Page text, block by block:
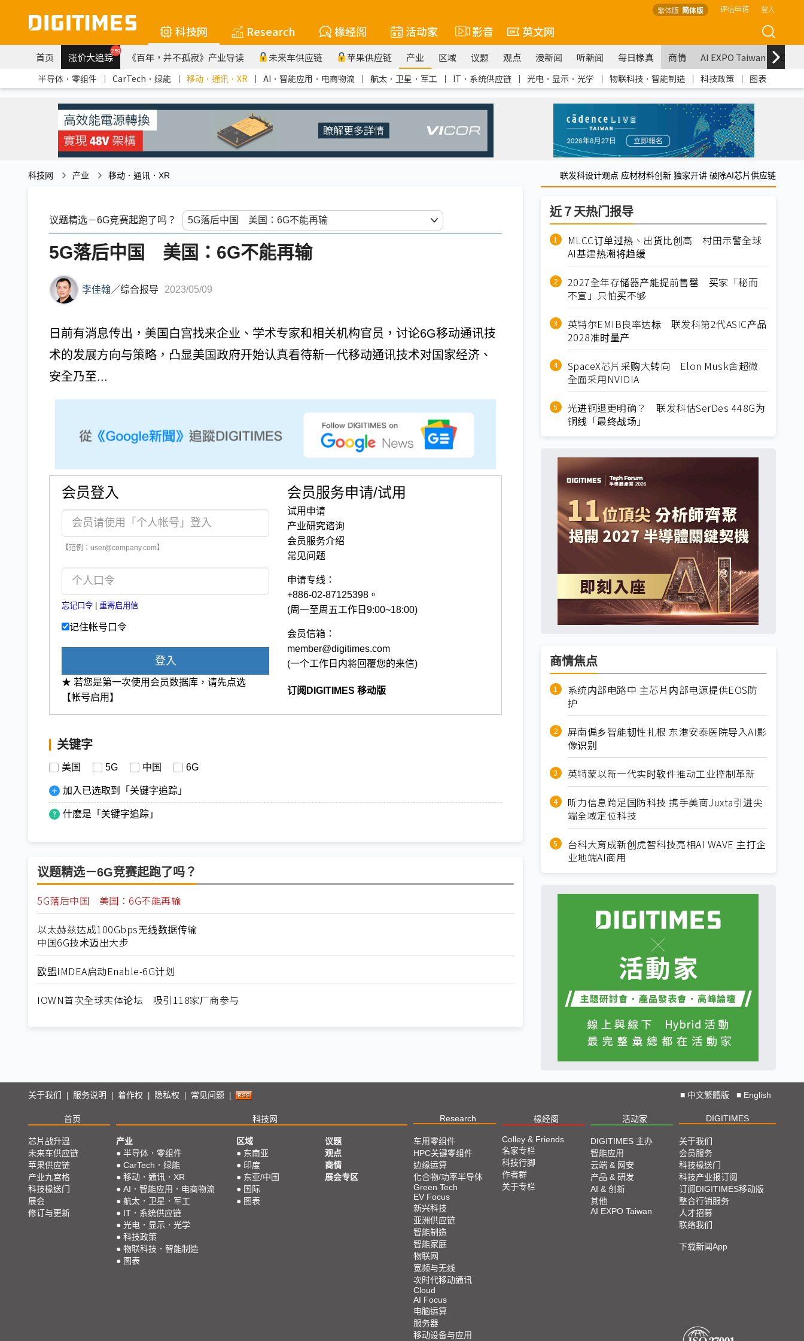
繁体版 简体版 评估申请 登入
科技网 Research 椽经阁 活动家 影音 英文网
首页 涨价大追踪259 《百年，并不孤寂》产业导读 未来车供应链 苹果供应链 产业 区域 议题 观点 漫新闻 听新闻 每日椽真 商情 AI EXPO Taiwan
半导体．零组件 ｜ CarTech．绿能 ｜ 移动．通讯．XR ｜ AI．智能应用．电商物流 ｜ 航太．卫星．军工 ｜ IT．系统供应链 ｜ 光电．显示．光学 ｜ 物联科技．智能制造 ｜ 科技政策 ｜ 图表
科技网 产业 移动．通讯．XR 联发科设计观点 应材材料创新 独家开讲 破除AI芯片供应链
议题精选－6G竞赛起跑了吗？
5G落后中国 美国：6G不能再输
李佳翰／综合报导 2023/05/09
日前有消息传出，美国白宫找来企业、学术专家和相关机构官员，讨论6G移动通讯技
术的发展方向与策略，凸显美国政府开始认真看待新一代移动通讯技术对国家经济、
安全乃至...
会员登入
【范例：user@company.com】
忘记口令 重寄启用信
记住帐号口令
登入
★ 若您是第一次使用会员数据库，请先点选
【帐号启用】
会员服务申请/试用
试用申请
产业研究谘询
会员服务介绍
常见问题
申请专线：
+886-02-87125398。
(周一至周五工作日9:00~18:00)
会员信箱：
member@digitimes.com
(一个工作日内将回覆您的来信)
订阅DIGITIMES 移动版
关键字
美国 5G 中国 6G
加入已选取到「关键字追踪」
什麽是「关键字追踪」
议题精选－6G竞赛起跑了吗？
5G落后中国 美国：6G不能再输
以太赫兹达成100Gbps无线数据传输
中国6G技术迈出大步
欧盟IMDEA启动Enable-6G计划
IOWN首次全球实体论坛 吸引118家厂商参与
近７天热门报导
MLCC订单过热、出货比创高 村田示警全球
AI基建热潮将趋缓
2027全年存储器产能提前售罄 买家「秘而
不宣」只怕买不够
英特尔EMIB良率达标 联发科第2代ASIC产品
2028准时量产
SpaceX芯片采购大转向 Elon Musk舍超微
全面采用NVIDIA
光进铜退更明确？ 联发科估SerDes 448G为
铜线「最终战场」
商情焦点
系统内部电路中 主芯片内部电源提供EOS防
护
屏南偏乡智能韧性扎根 东港安泰医院导入AI影
像识别
英特蒙以新一代实时软件推动工业控制革新
昕力信息跨足国防科技 携手美商Juxta引进尖
端全域定位科技
台科大育成新创虎智科技亮相AI WAVE 主打企
业地端AI商用
关于我们 服务说明 着作权 隐私权 常见问题 ■ 中文繁體版 ■ English
首页 科技网 Research 椽经阁 活动家 DIGITIMES
芯片战升温
未来车供应链
苹果供应链
产业九宫格
科技椽送门
展会
修订与更新
产业
● 半导体．零组件
● CarTech．绿能
● 移动．通讯．XR
● AI．智能应用．电商物流
● 航太．卫星．军工
● IT．系统供应链
● 光电．显示．光学
● 科技政策
● 物联科技．智能制造
● 图表
区域
● 东南亚
● 印度
● 东亚/中国
● 国际
● 图表
议题
观点
商情
展会专区
车用零组件
HPC关键零组件
边缘运算
化合物/功率半导体
Green Tech
EV Focus
新兴科技
亚洲供应链
智能制造
智能家庭
物联网
宽频与无线
次时代移动通讯
Cloud
AI Focus
电脑运算
服务器
移动设备与应用
Colley & Friends
名家专栏
科技行脚
作者群
关于专栏
DIGITIMES 主办
智能应用
云端 & 网安
产品 & 研发
AI & 创新
其他
AI EXPO Taiwan
关于我们
会员服务
科技椽送门
科技产业报订阅
订阅DIGITIMES移动版
整合行销服务
人才招募
联络我们
下载新闻App